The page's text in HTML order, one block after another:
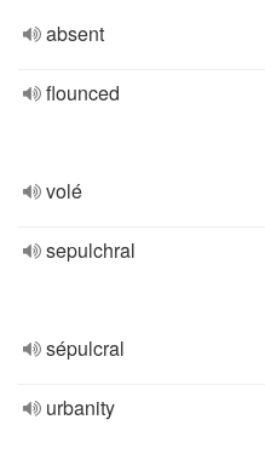
absent
flounced
volé
sepulchral
sépulcral
urbanity